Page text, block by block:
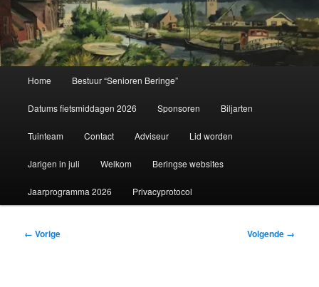
Home Bestuur “Senioren Beringe”
Datums fietsmiddagen 2026 Sponsoren Biljarten
Tuinteam Contact Adviseur Lid worden
Jarigen in juli Welkom Beringse websites
Jaarprogramma 2026 Privacyprotocol
Afbeeldingsnavigatie
← Vorige Volgende →